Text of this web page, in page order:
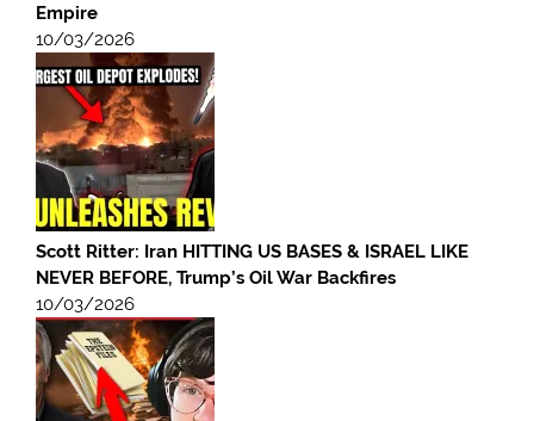
Empire
10/03/2026
Scott Ritter: Iran HITTING US BASES & ISRAEL LIKE
NEVER BEFORE, Trump’s Oil War Backfires
10/03/2026